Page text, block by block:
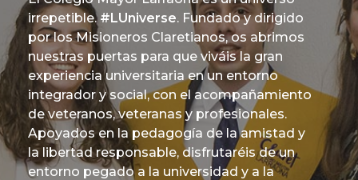
irrepetible. #LUniverse. Fundado y dirigido
por los Misioneros Claretianos, os abrimos
nuestras puertas para que viváis la gran
experiencia universitaria en un entorno
integrador y social, con el acompañamiento
de veteranos, veteranas y profesionales.
Apoyados en la pedagogía de la amistad y
la libertad responsable, disfrutaréis de un
entorno pegado a la universidad y a la